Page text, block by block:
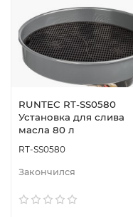
RUNTEC RT-SS0580
Установка для слива
масла 80 л
RT-SS0580
Закончился